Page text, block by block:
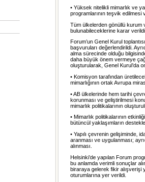
• Yüksek nitelikli mimarlık ve
programlarının teşvik edilmesi
Tüm ülkelerden gönüllü kurum
bulunabileceklerine karar
Forum’un Genel Kurul
başvuruları değerlendirildi.
alma sürecinde olduğu
daha büyük önem vermeye
oluşturularak, Genel Kurul’da
• Komisyon tarafından
mimarlığının ortak Avrupa
• AB ülkelerinde hem tarihi
korunması ve geliştirilmesi
mimarlık politikalarının
• Mimarlık politikalarının
bütüncül yaklaşımların
• Yapılı çevrenin gelişiminde,
aranması ve uygulanması;
alınması.
Helsinki’de yapılan Forum
bu anlamda verimli sonuçlar
biraraya gelerek fikir alışverişi
oturumlarına yer verildi.